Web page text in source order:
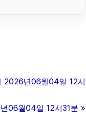
이혼전문변호사
흥신소
2026년06월04일 12시
06월04일 12시31분 »